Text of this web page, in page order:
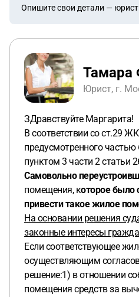
Опишите свои детали —
Тамара
Юрист, г.
ЗДравствуйте Маргарита!
В соответствии со ст.29
предусмотренного частью
пунктом 3 части 2 статьи
Самовольно
помещения, которое было
привести такое жилое
На основании решения
законные интересы
Если соответствующее
осуществляющим
решение:1) в отношении
помещения средств за